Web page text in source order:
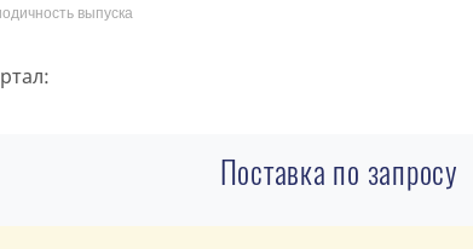
выпуска
Поставка по запросу